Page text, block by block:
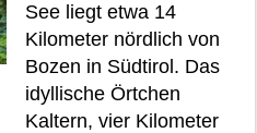
See liegt etwa 14
Kilometer nördlich von
Bozen in Südtirol. Das
idyllische Örtchen
Kaltern, vier Kilometer